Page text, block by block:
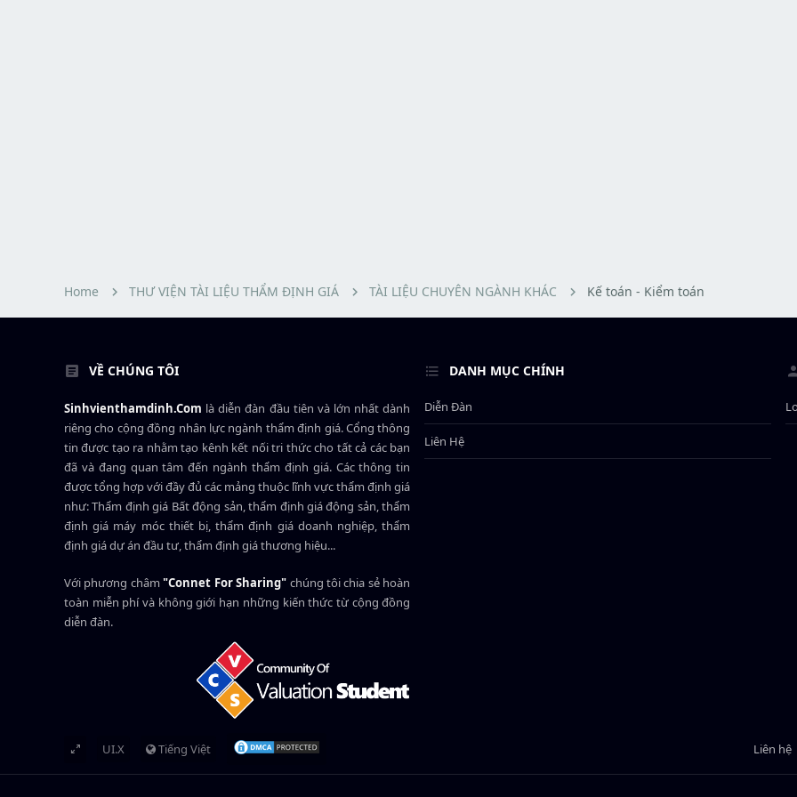
Home THƯ VIỆN TÀI LIỆU THẨM ĐỊNH GIÁ TÀI LIỆU CHUYÊN NGÀNH KHÁC Kế toán - Kiểm toán
VỀ CHÚNG TÔI
Sinhvienthamdinh.Com là diễn đàn đầu tiên và lớn nhất dành
riêng cho cộng đồng nhân lực ngành thẩm định giá. Cổng thông
tin được tạo ra nhằm tạo kênh kết nối tri thức cho tất cả các bạn
đã và đang quan tâm đến ngành thẩm định giá. Các thông tin
được tổng hợp với đầy đủ các mảng thuộc lĩnh vực thẩm định giá
như: Thẩm định giá Bất động sản, thẩm định giá động sản, thẩm
định giá máy móc thiết bị, thẩm định giá doanh nghiệp, thẩm
định giá dự án đầu tư, thẩm định giá thương hiệu...
Với phương châm"Connet For Sharing" chúng tôi chia sẻ hoàn
toàn miễn phí và không giới hạn những kiến thức từ cộng đồng
diễn đàn.
DANH MỤC CHÍNH
Diễn Đàn
Liên Hệ
UI.X Tiếng Việt Liên hệ